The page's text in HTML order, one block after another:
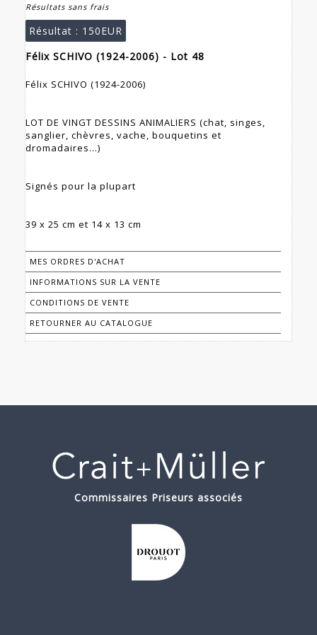
Résultats sans frais
Résultat : 150EUR
Félix SCHIVO (1924-2006) - Lot 48
Félix SCHIVO (1924-2006)
LOT DE VINGT DESSINS ANIMALIERS (chat, singes,
sanglier, chèvres, vache, bouquetins et
dromadaires…)
Signés pour la plupart
39 x 25 cm et 14 x 13 cm
MES ORDRES D'ACHAT
INFORMATIONS SUR LA VENTE
CONDITIONS DE VENTE
RETOURNER AU CATALOGUE
Commissaires Priseurs associés